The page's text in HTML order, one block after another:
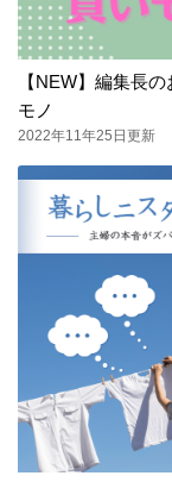
【NEW】編集長
モノ
2022年11年25日更新